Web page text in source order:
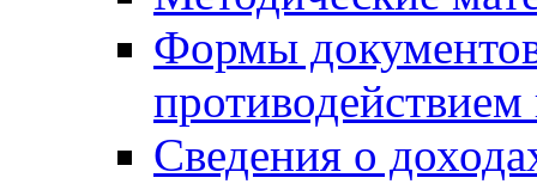
Формы
Сведения о